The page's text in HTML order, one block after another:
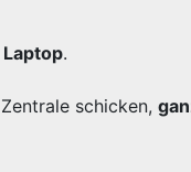
.
schicken,